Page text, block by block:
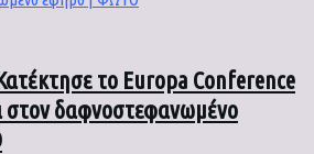
το Europa Conference
στον δαφνοστεφανωμένο